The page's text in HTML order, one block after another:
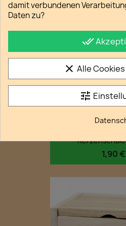
Kerzenschale
1,90 €
damit verbundenen
Daten zu?
done_all
clear Alle
tune